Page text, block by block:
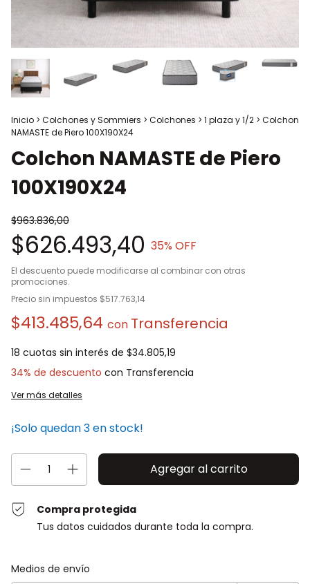
Inicio > Colchones y Sommiers > Colchones > 1 plaza y 1/2 > Colchon
NAMASTE de Piero 100X190X24
Colchon NAMASTE de Piero
100X190X24
$963.836,00
$626.493,40 35% OFF
El descuento puede modificarse al combinar con otras
promociones.
Precio sin impuestos $517.763,14
$413.485,64 con
18 cuotas sin interés de $34.805,19
34% de descuento
Ver más detalles
¡Solo quedan3en stock!
Compra protegida
Tus datos cuidados durante toda la compra.
Entregas para el CP:
Medios de envío